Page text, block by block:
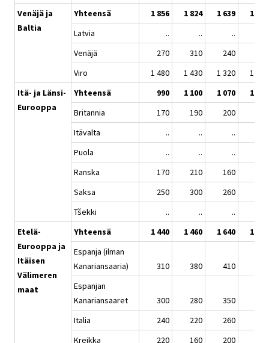
Venäjä ja
Baltia
Yhteensä 1 856 1 824 1 639
1 830
Latvia
.. .. ..
Venäjä
270 310 240
Viro
1 480 1 430 1 320
1 530
Itä- ja Länsi-
Eurooppa
Yhteensä 990 1 100 1 070
1 250
Britannia
170 190 200
Itävalta
.. .. ..
Puola
.. .. ..
Ranska
170 210 160
Saksa
250 300 260
Tšekki
.. .. ..
Etelä-
Eurooppa ja
Itäisen
Välimeren
maat
Yhteensä 1 440 1 460 1 640
1 580
Espanja (ilman
Kanariansaaria)
310 380 410
Espanjan
Kanariansaaret
300 280 350
Italia
240 220 260
Kreikka
220 160 200